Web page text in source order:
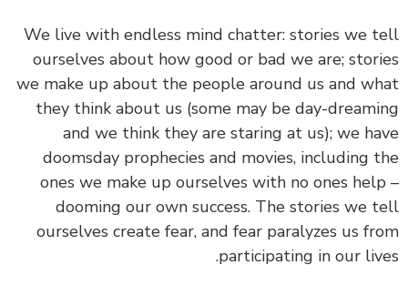
We live with endless mind chatter: stories we tell
ourselves about how good or bad we are; stories
we make up about the people around us and what
they think about us (some may be day-dreaming
and we think they are staring at us); we have
doomsday prophecies and movies, including the
ones we make up ourselves with no ones help –
dooming our own success. The stories we tell
ourselves create fear, and fear paralyzes us from
participating in our lives.